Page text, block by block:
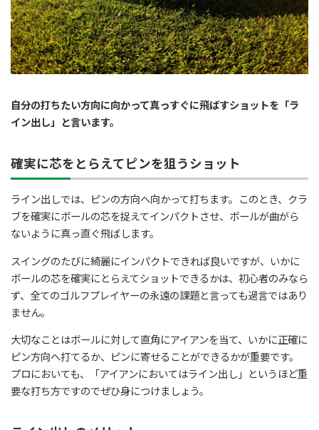
自分の打ちたい方向に向かって真っすぐに飛ばすショットを「ラ
イン出し」と言います。
確実に芯をとらえてピンを狙うショット
ライン出しでは、ピンの方向へ向かって打ちます。このとき、クラ
ブを確実にボールの芯を捉えてインパクトさせ、ボールが曲がら
ないように真っ直ぐ飛ばします。
スイングのたびに綺麗にインパクトできれば良いですが、いかに
ボールの芯を確実にとらえてショットできるかは、初心者のみなら
ず、全てのゴルフプレイヤーの永遠の課題と言っても過言ではあり
ません。
大切なことはボールに対して直角にアイアンを当て、いかに正確に
ピン方向へ打てるか、ピンに寄せることができるかが重要です。
プロにおいても、「アイアンにおいてはライン出し」というほど重
要な打ち方ですのでぜひ身につけましょう。